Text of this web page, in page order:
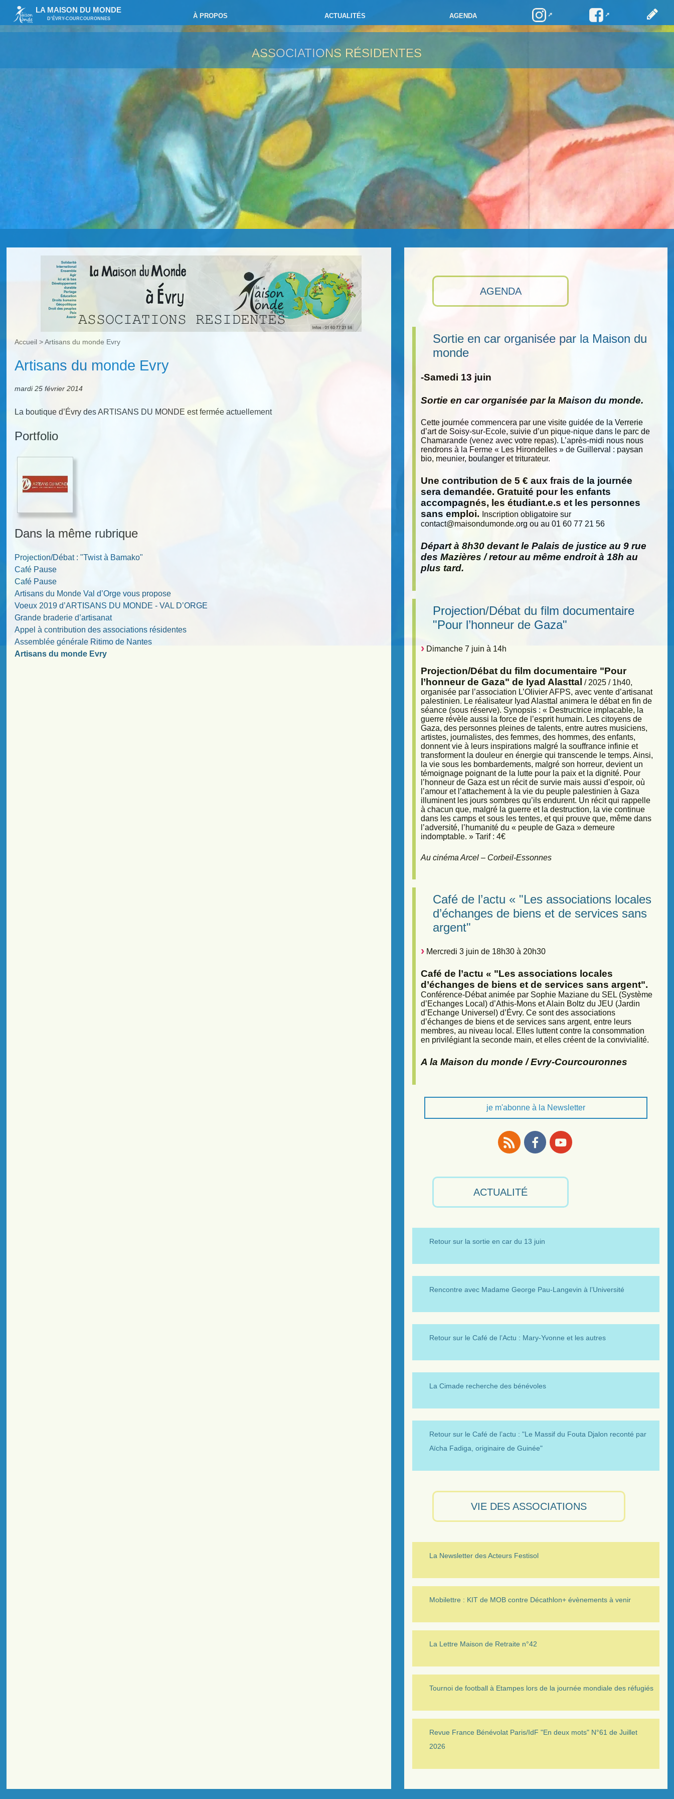
LA MAISON DU MONDE
D’ÉVRY-COURCOURONNES À PROPOS ACTUALITÉS AGENDA
ASSOCIATIONS RÉSIDENTES
AGENDA
Sortie en car organisée par la Maison du
monde
-Samedi 13 juin
Sortie en car organisée par la Maison du monde.
Cette journée commencera par une visite guidée de la Verrerie
d’art de Soisy-sur-Ecole, suivie d’un pique-nique dans le parc de
Chamarande (venez avec votre repas). L’après-midi nous nous
rendrons à la Ferme « Les Hirondelles » de Guillerval : paysan
bio, meunier, boulanger et triturateur.
Une contribution de 5 € aux frais de la journée
sera demandée. Gratuité pour les enfants
accompagnés, les étudiant.e.s et les personnes
sans emploi.
Inscription obligatoire sur
contact@maisondumonde.org ou au 01 60 77 21 56
Départ à 8h30 devant le Palais de justice au 9 rue
des Mazières / retour au même endroit à 18h au
plus tard.
Projection/Débat du film documentaire
"Pour l’honneur de Gaza"
Dimanche 7 juin à 14h
Projection/Débat du film documentaire "Pour
l’honneur de Gaza" de Iyad Alasttal / 2025 / 1h40,
organisée par l’association L’Olivier AFPS, avec vente d’artisanat
palestinien. Le réalisateur Iyad Alasttal animera le débat en fin de
séance (sous réserve). Synopsis : « Destructrice implacable, la
guerre révèle aussi la force de l’esprit humain. Les citoyens de
Gaza, des personnes pleines de talents, entre autres musiciens,
artistes, journalistes, des femmes, des hommes, des enfants,
donnent vie à leurs inspirations malgré la souffrance infinie et
transforment la douleur en énergie qui transcende le temps. Ainsi,
la vie sous les bombardements, malgré son horreur, devient un
témoignage poignant de la lutte pour la paix et la dignité. Pour
l’honneur de Gaza est un récit de survie mais aussi d’espoir, où
l’amour et l’attachement à la vie du peuple palestinien à Gaza
illuminent les jours sombres qu’ils endurent. Un récit qui rappelle
à chacun que, malgré la guerre et la destruction, la vie continue
dans les camps et sous les tentes, et qui prouve que, même dans
l’adversité, l’humanité du « peuple de Gaza » demeure
indomptable. » Tarif : 4€
Au cinéma Arcel – Corbeil-Essonnes
Café de l’actu « "Les associations locales
d’échanges de biens et de services sans
argent"
Mercredi 3 juin de 18h30 à 20h30
Café de l’actu « "Les associations locales
d’échanges de biens et de services sans argent".
Conférence-Débat animée par Sophie Maziane du SEL (Système
d’Echanges Local) d’Athis-Mons et Alain Boltz du JEU (Jardin
d’Echange Universel) d’Évry. Ce sont des associations
d’échanges de biens et de services sans argent, entre leurs
membres, au niveau local. Elles luttent contre la consommation
en privilégiant la seconde main, et elles créent de la convivialité.
A la Maison du monde / Evry-Courcouronnes
je m'abonne à la Newsletter
ACTUALITÉ
Retour sur la sortie en car du 13 juin
Rencontre avec Madame George Pau-Langevin à l’Université
Retour sur le Café de l’Actu : Mary-Yvonne et les autres
La Cimade recherche des bénévoles
Retour sur le Café de l’actu : "Le Massif du Fouta Djalon reconté par
Aïcha Fadiga, originaire de Guinée"
VIE DES ASSOCIATIONS
La Newsletter des Acteurs Festisol
Mobilettre : KIT de MOB contre Décathlon+ évènements à venir
La Lettre Maison de Retraite n°42
Tournoi de football à Etampes lors de la journée mondiale des réfugiés
Revue France Bénévolat Paris/IdF "En deux mots" N°61 de Juillet
2026
Accueil >Artisans du monde Evry
Artisans du monde Evry
mardi 25 février 2014
La boutique d’Évry des ARTISANS DU MONDE est fermée actuellement
Portfolio
Dans la même rubrique
Projection/Débat : "Twist à Bamako"
Café Pause
Café Pause
Artisans du Monde Val d’Orge vous propose
Voeux 2019 d’ARTISANS DU MONDE - VAL D’ORGE
Grande braderie d’artisanat
Appel à contribution des associations résidentes
Assemblée générale Ritimo de Nantes
Artisans du monde Evry